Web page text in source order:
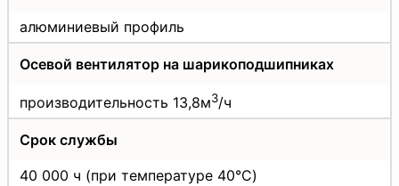
алюминиевый профиль
Осевой вентилятор на шарикоподшипниках
производительность 13,8м3/ч
Срок службы
40 000 ч (при температуре 40°C)